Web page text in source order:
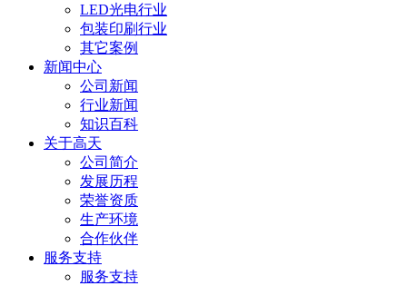
LED光电行业
包装印刷行业
其它案例
新闻中心
公司新闻
行业新闻
知识百科
关于高天
公司简介
发展历程
荣誉资质
生产环境
合作伙伴
服务支持
服务支持